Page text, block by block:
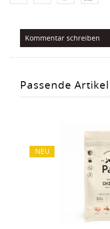
Kommentar schreiben
Passende Artikel
NEU